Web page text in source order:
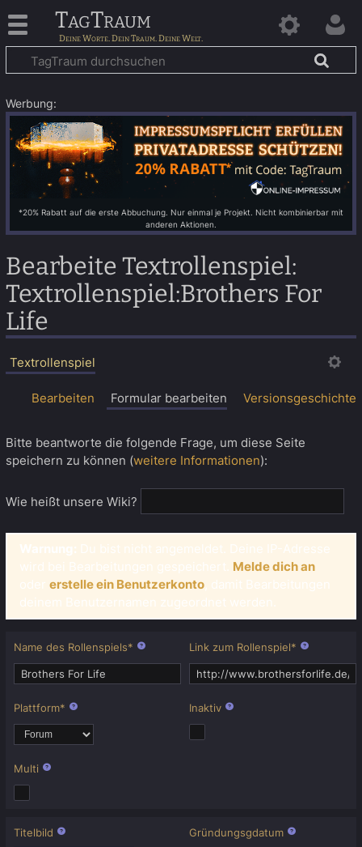
TagTraum
Werbung:
*20% Rabatt auf die erste Abbuchung. Nur einmal je Projekt. Nicht kombinierbar mit
anderen Aktionen.
Bearbeite Textrollenspiel:
Textrollenspiel:Brothers For
Life
Textrollenspiel
Bearbeiten Formular bearbeiten Versionsgeschichte
Bitte beantworte die folgende Frage, um diese Seite
speichern zu können (weitere Informationen):
Wie heißt unsere Wiki?
Warnung: Du bist nicht angemeldet. Deine IP-Adresse
wird bei Bearbeitungen gespeichert. Melde dich an
odererstelle ein Benutzerkonto , damit Bearbeitungen
deinem Benutzernamen zugeordnet werden.
Name des Rollenspiels* Link zum Rollenspiel*
Plattform* Inaktiv
Multi
Titelbild Gründungsgdatum